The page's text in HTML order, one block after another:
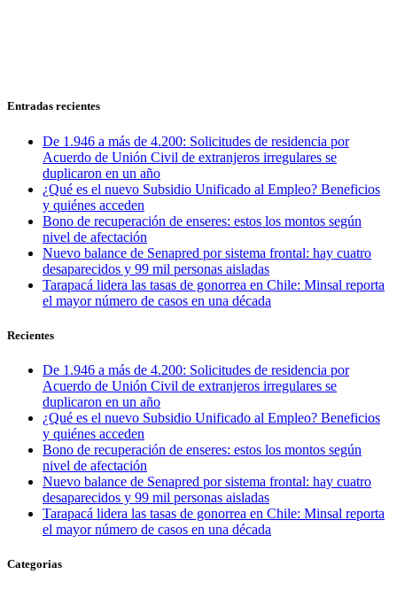
Entradas recientes
De 1.946 a más de 4.200: Solicitudes de residencia por
Acuerdo de Unión Civil de extranjeros irregulares se
duplicaron en un año
¿Qué es el nuevo Subsidio Unificado al Empleo? Beneficios
y quiénes acceden
Bono de recuperación de enseres: estos los montos según
nivel de afectación
Nuevo balance de Senapred por sistema frontal: hay cuatro
desaparecidos y 99 mil personas aisladas
Tarapacá lidera las tasas de gonorrea en Chile: Minsal reporta
el mayor número de casos en una década
Recientes
De 1.946 a más de 4.200: Solicitudes de residencia por
Acuerdo de Unión Civil de extranjeros irregulares se
duplicaron en un año
¿Qué es el nuevo Subsidio Unificado al Empleo? Beneficios
y quiénes acceden
Bono de recuperación de enseres: estos los montos según
nivel de afectación
Nuevo balance de Senapred por sistema frontal: hay cuatro
desaparecidos y 99 mil personas aisladas
Tarapacá lidera las tasas de gonorrea en Chile: Minsal reporta
el mayor número de casos en una década
Categorias